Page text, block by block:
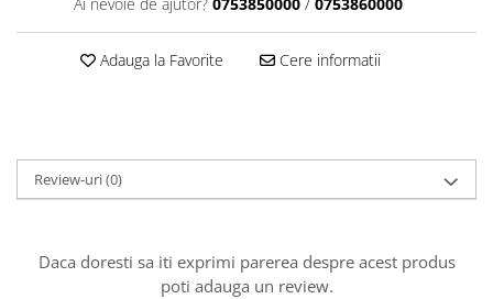
Adauga la Favorite Cere informatii
Review-uri(0)
Daca doresti sa iti exprimi parerea despre acest produs
poti adauga un review.